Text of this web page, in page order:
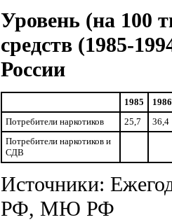
Уровень (на 100
средств (1985-
России
1985
1986
Потребители наркотиков
25,7
36,4
Потребители наркотиков и
СДВ
Источники:
РФ, МЮ РФ